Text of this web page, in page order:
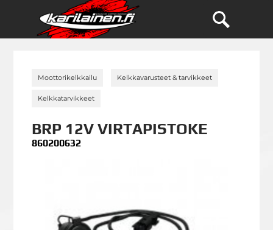
Moottorikelkkailu Kelkkavarusteet & tarvikkeet
Kelkkatarvikkeet
BRP 12V VIRTAPISTOKE
860200632